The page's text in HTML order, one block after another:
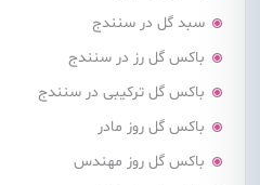
سبد گل در سنندج
باکس گل رز در سنندج
باکس گل ترکیبی در سنندج
باکس گل روز مادر
باکس گل روز مهندس